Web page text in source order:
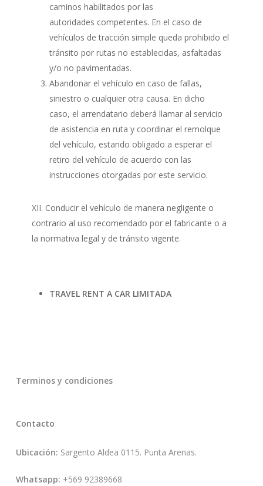
caminos habilitados por las
autoridades competentes. En el caso de
vehículos de tracción simple queda prohibido el
tránsito por rutas no establecidas, asfaltadas
y/o no pavimentadas.
Abandonar el vehículo en caso de fallas,
siniestro o cualquier otra causa. En dicho
caso, el arrendatario deberá llamar al servicio
de asistencia en ruta y coordinar el remolque
del vehículo, estando obligado a esperar el
retiro del vehículo de acuerdo con las
instrucciones otorgadas por este servicio.
XII. Conducir el vehículo de manera negligente o
contrario al uso recomendado por el fabricante o a
la normativa legal y de tránsito vigente.
TRAVEL RENT A CAR LIMITADA
Terminos y condiciones
Contacto
Ubicación: Sargento Aldea 0115. Punta Arenas.
Whatsapp: +569 92389668